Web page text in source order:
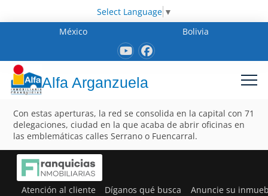
Select Language ▼
México
Bolivia
Alfa Arganzuela
Con estas aperturas, la red se consolida en la capital con 71
delegaciones, ciudad en la que acaba de abrir oficinas en
las emblemáticas calles Serrano o Fuencarral.
Atención al cliente Díganos qué busca Anuncie su